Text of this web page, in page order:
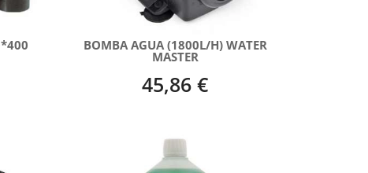
BOMBA AGUA (1800L/H) WATER
MASTER
45,86 €